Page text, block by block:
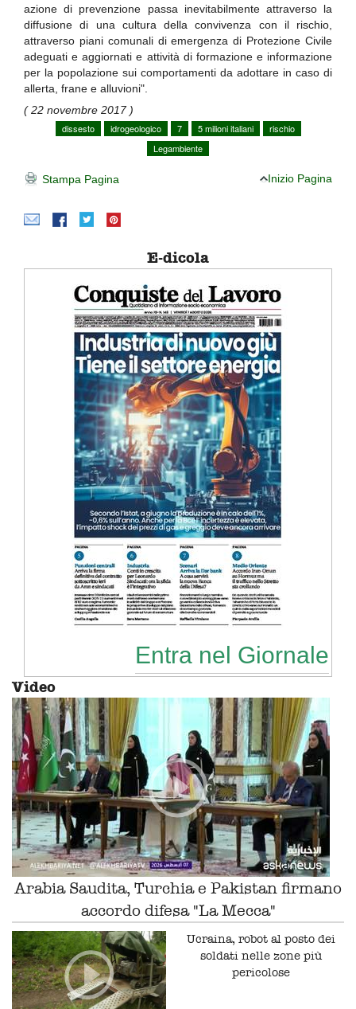
azione di prevenzione passa inevitabilmente attraverso la
diffusione di una cultura della convivenza con il rischio,
attraverso piani comunali di emergenza di Protezione Civile
adeguati e aggiornati e attività di formazione e informazione
per la popolazione sui comportamenti da adottare in caso di
allerta, frane e alluvioni".
( 22 novembre 2017 )
dissesto
idrogeologico 7 5 milioni italiani
rischio
Legambiente
Stampa Pagina Inizio Pagina
E-dicola
Entra nel Giornale
Video
Arabia Saudita, Turchia e Pakistan firmano
accordo difesa "La Mecca"
Ucraina, robot al posto dei
soldati nelle zone più
pericolose